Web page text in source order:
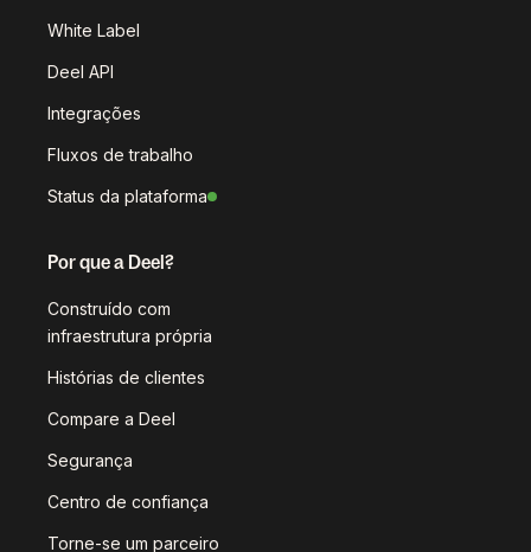
White Label
Deel API
Integrações
Fluxos de trabalho
Status da plataforma
Por que a Deel?
Construído com
infraestrutura própria
Histórias de clientes
Compare a Deel
Segurança
Centro de confiança
Torne-se um parceiro